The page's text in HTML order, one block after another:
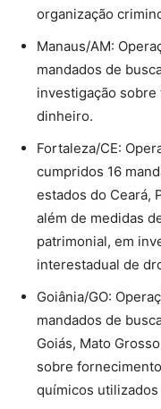
organização
Manaus/AM:
mandados de
investigação
dinheiro.
Fortaleza/CE:
cumpridos 16
estados do Ceará,
além de medidas
patrimonial, em
interestadual de
Goiânia/GO:
mandados de
Goiás, Mato
sobre
químicos